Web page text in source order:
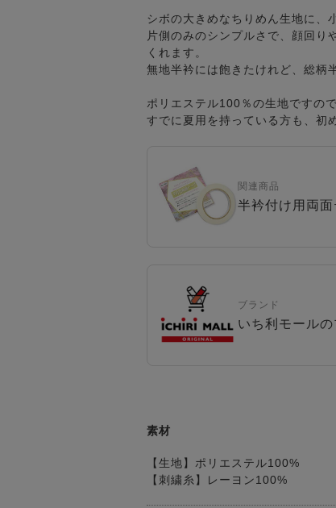
シボの大きめなちりめん生地に、
片側のみのシンプルさで、顔回り
くれます。
無地半衿には飽きたけれど、総柄
ポリエステル100％の生地ですの
すでに夏用を持っている方も、初
関連商品
半衿付け用両面
ブランド
いち利モール
素材
【生地】ポリエステル100%
【刺繍糸】レーヨン100%